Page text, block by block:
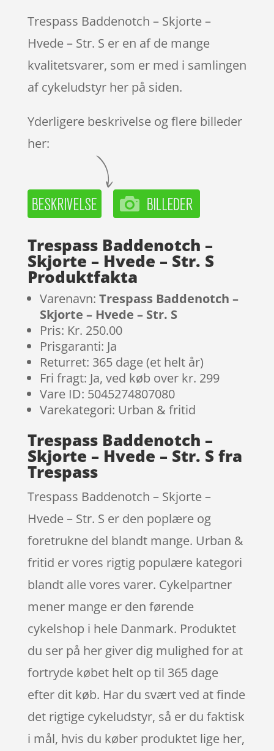
Trespass Baddenotch – Skjorte –
Hvede – Str. S er en af de mange
kvalitetsvarer, som er med i samlingen
af cykeludstyr her på siden.
Yderligere beskrivelse og flere billeder
her:
Trespass Baddenotch –
Skjorte – Hvede – Str. S
Produktfakta
Varenavn: Trespass Baddenotch –
Skjorte – Hvede – Str. S
Pris: Kr. 250.00
Prisgaranti: Ja
Returret: 365 dage (et helt år)
Fri fragt: Ja, ved køb over kr. 299
Vare ID: 5045274807080
Varekategori: Urban & fritid
Trespass Baddenotch –
Skjorte – Hvede – Str. S fra
Trespass
Trespass Baddenotch – Skjorte –
Hvede – Str. S er den poplære og
foretrukne del blandt mange. Urban &
fritid er vores rigtig populære kategori
blandt alle vores varer. Cykelpartner
mener mange er den førende
cykelshop i hele Danmark. Produktet
du ser på her giver dig mulighed for at
fortryde købet helt op til 365 dage
efter dit køb. Har du svært ved at finde
det rigtige cykeludstyr, så er du faktisk
i mål, hvis du køber produktet lige her,